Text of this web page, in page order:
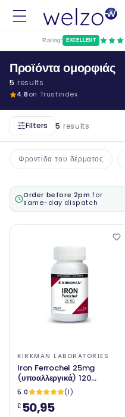
το
περιεχόμενο
Rating: EXCELLENT
Προϊόντα ομορφιάς
5 results
4.8on Trustindex
Filters 5 results
Φροντίδα του δέρματος
Order before 2pm for
same-day dispatch
KIRKMAN LABORATORIES
Iron Ferrochel 25mg
(υποαλλεργικά) 120
κάψουλες - Kirkman
Laboratories
5.0
(1)
£ 50,95